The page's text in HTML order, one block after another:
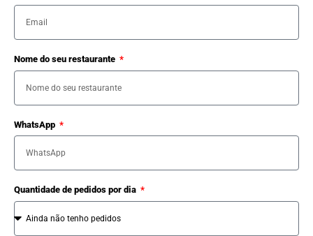
Nome do seu restaurante
WhatsApp
Quantidade de pedidos por dia